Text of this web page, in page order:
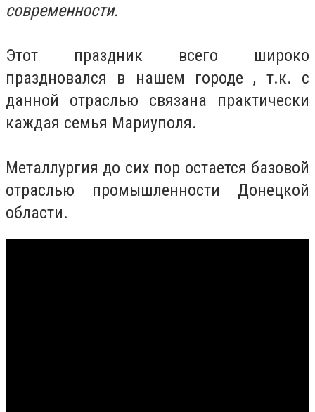
современности.
Этот праздник всего широко
праздновался в нашем городе , т.к. с
данной отраслью связана практически
каждая семья Мариуполя.
Металлургия до сих пор остается базовой
отраслью промышленности Донецкой
области.